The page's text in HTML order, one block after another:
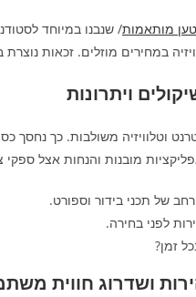
מותאמות/ שנבנו במיוחד
במחירים מוזלים. זכאות
ויתרונות
וטלוויזיה משולבות. כך
של תכני בידור וספורט.
לפני בחירה.
זמן?
ושדרוג חווית